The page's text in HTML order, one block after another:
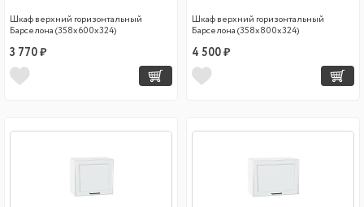
Шкаф верхний горизонтальный
Барселона (358х600х324)
3 770 ₽
Шкаф верхний горизонтальный
Барселона (358х800х324)
4 500 ₽